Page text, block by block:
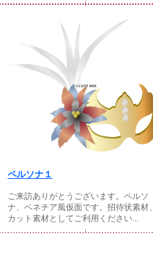
ペルソナ１
ご来訪ありがとうございます。ペルソ
ナ、ベネチア風仮面です。招待状素材、
カット素材としてご利用ください...